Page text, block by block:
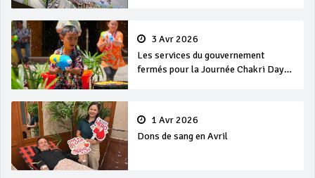
3 Avr 2026
Les services du gouvernement
fermés pour la Journée Chakri Day
1 Avr 2026
Dons de sang en Avril